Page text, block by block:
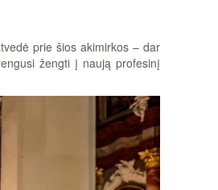
prie šios akimirkos – dar
žengti į naują profesinį